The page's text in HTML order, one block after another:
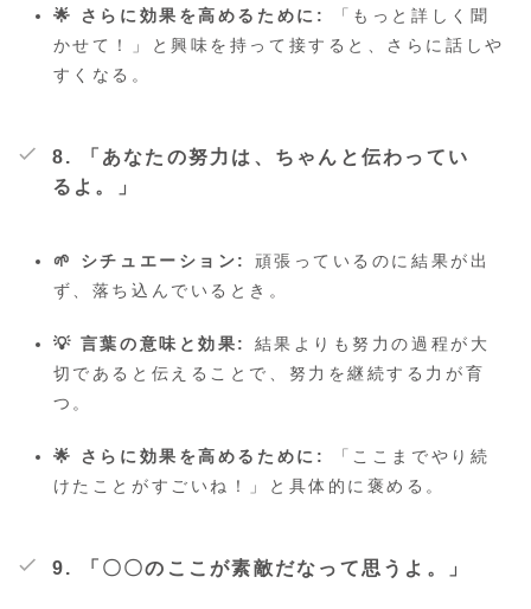
🌟 さらに効果を高めるために:
「もっと詳しく聞
かせて！」と興味を持って接すると、さらに話しや
すくなる。
8. 「あなたの努力は、ちゃんと伝わってい
るよ。」
🌱 シチュエーション:
頑張っているのに結果が出
ず、落ち込んでいるとき。
💡 言葉の意味と効果:
結果よりも努力の過程が大
切であると伝えることで、努力を継続する力が育
つ。
🌟 さらに効果を高めるために:
「ここまでやり続
けたことがすごいね！」と具体的に褒める。
9. 「〇〇のここが素敵だなって思うよ。」